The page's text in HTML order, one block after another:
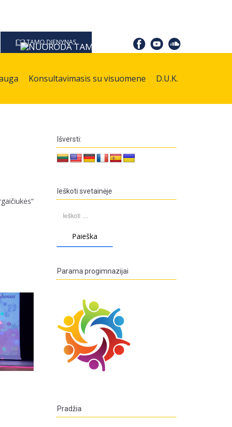
TAMO DIENYNAS
Konsultavimasis su visuomene D.U.K.
Išversti:
Ieškoti svetainėje
Parama progimnazijai
Pradžia